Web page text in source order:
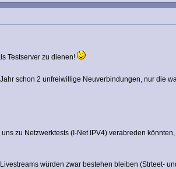
Testserver zu dienen!
schon 2 unfreiwillige Neuverbindungen, nur die
zu Netzwerktests (I-Net IPV4) verabreden
würden zwar bestehen bleiben (Strteet-